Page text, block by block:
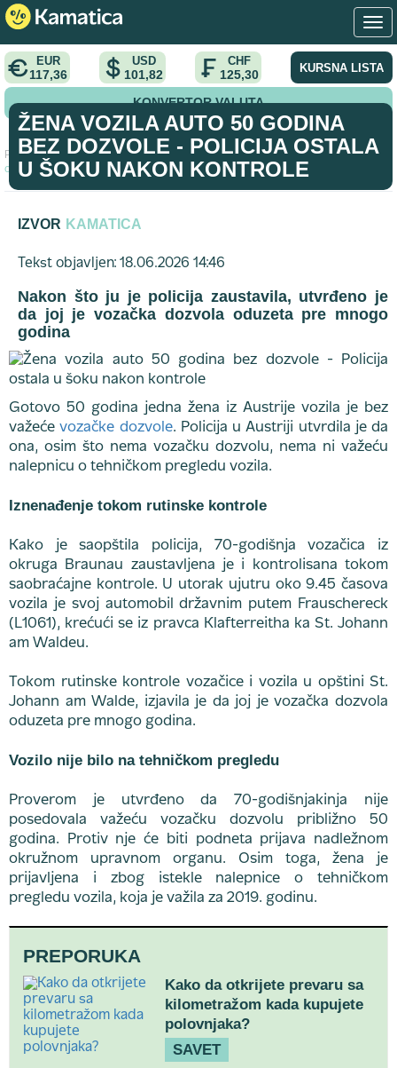
EUR
117,36
USD
101,82
CHF
125,30 KURSNA LISTA
KONVERTOR VALUTA
Početna > vest >
Žena vozila auto 50 godina bez dozvole - Policija
ostala u šoku nakon kontrole
ŽENA VOZILA AUTO 50 GODINA
BEZ DOZVOLE - POLICIJA OSTALA
U ŠOKU NAKON KONTROLE
IZVOR KAMATICA
Tekst objavljen: 18.06.2026 14:46
Nakon što ju je policija zaustavila, utvrđeno je
da joj je vozačka dozvola oduzeta pre mnogo
godina
Gotovo 50 godina jedna žena iz Austrije vozila je bez
važećevozačke dozvole. Policija u Austriji utvrdila je da
ona, osim što nema vozačku dozvolu, nema ni važeću
nalepnicu o tehničkom pregledu vozila.
Iznenađenje tokom rutinske kontrole
Kako je saopštila policija, 70-godišnja vozačica iz
okruga Braunau zaustavljena je i kontrolisana tokom
saobraćajne kontrole. U utorak ujutru oko 9.45 časova
vozila je svoj automobil državnim putem Frauschereck
(L1061), krećući se iz pravca Klafterreitha ka St. Johann
am Waldeu.
Tokom rutinske kontrole vozačice i vozila u opštini St.
Johann am Walde, izjavila je da joj je vozačka dozvola
oduzeta pre mnogo godina.
Vozilo nije bilo na tehničkom pregledu
Proverom je utvrđeno da 70-godišnjakinja nije
posedovala važeću vozačku dozvolu približno 50
godina. Protiv nje će biti podneta prijava nadležnom
okružnom upravnom organu. Osim toga, žena je
prijavljena i zbog istekle nalepnice o tehničkom
pregledu vozila, koja je važila za 2019. godinu.
PREPORUKA
Kako da otkrijete prevaru sa
kilometražom kada kupujete
polovnjaka?
SAVET